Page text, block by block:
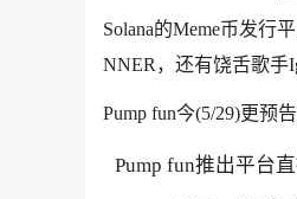
Solana的Meme币发行
NNER，还有饶舌歌手
Pump fun今(5/29)更预
Pump fun推出平台